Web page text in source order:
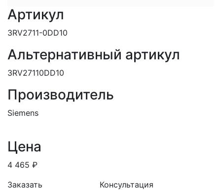
Артикул
3RV2711-0DD10
Альтернативный артикул
3RV27110DD10
Производитель
Siemens
Цена
4 465 ₽
Заказать
Консультация